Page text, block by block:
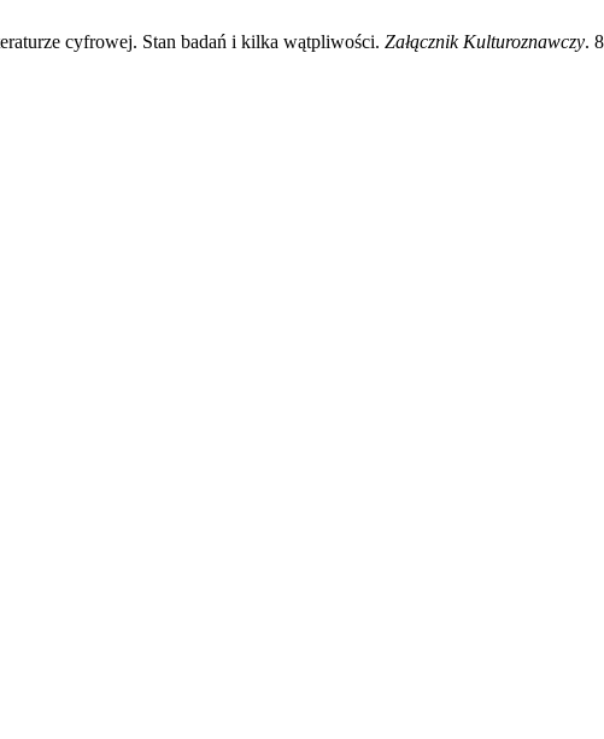
cyfrowej. Stan badań i kilka wątpliwości. Załącznik Kulturoznawczy.